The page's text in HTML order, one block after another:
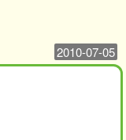
2010-07-05